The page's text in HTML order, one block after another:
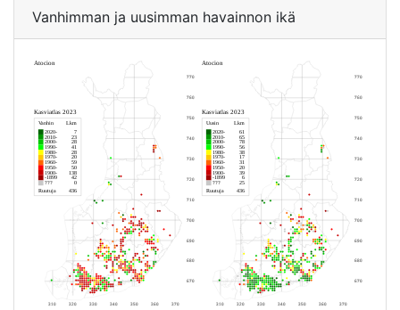
Vanhimman ja uusimman havainnon ikä